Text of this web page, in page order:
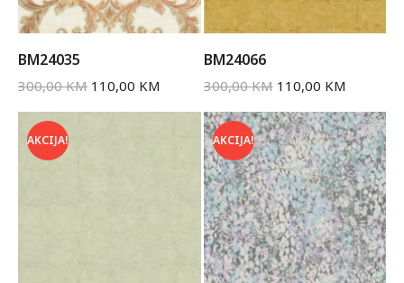
BM24035
300,00KM 110,00 KM
BM24066
300,00KM 110,00 KM
AKCIJA! AKCIJA!